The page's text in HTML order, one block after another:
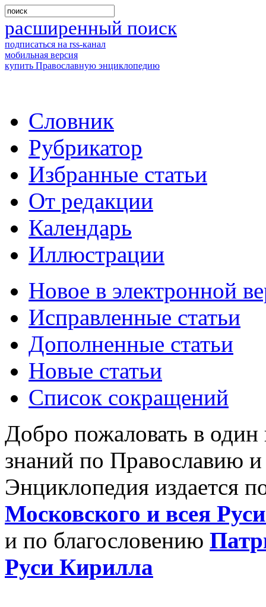
расширенный поиск
подписаться на rss-канал
мобильная версия
купить Православную энциклопедию
Словник
Рубрикатор
Избранные статьи
От редакции
Календарь
Иллюстрации
Новое в электронной
Исправленные статьи
Дополненные статьи
Новые статьи
Список сокращений
Добро пожаловать в
знаний по Православию
Энциклопедия издается
Московского и всея
и по благословению
Руси Кирилла